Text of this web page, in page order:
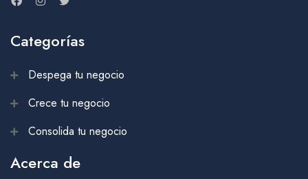
Categorías
Despega tu negocio
Crece tu negocio
Consolida tu negocio
Acerca de